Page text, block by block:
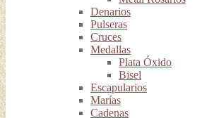
Denarios
Pulseras
Cruces
Medallas
Plata Óxido
Bisel
Escapularios
Marías
Cadenas